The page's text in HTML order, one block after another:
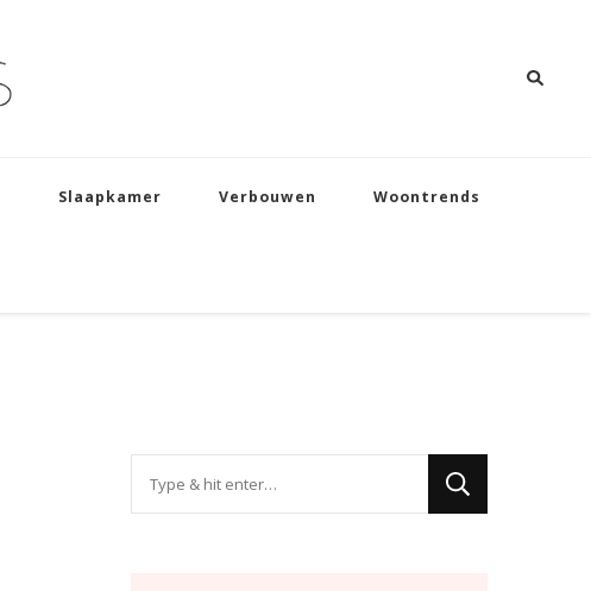
Slaapkamer Verbouwen Woontrends